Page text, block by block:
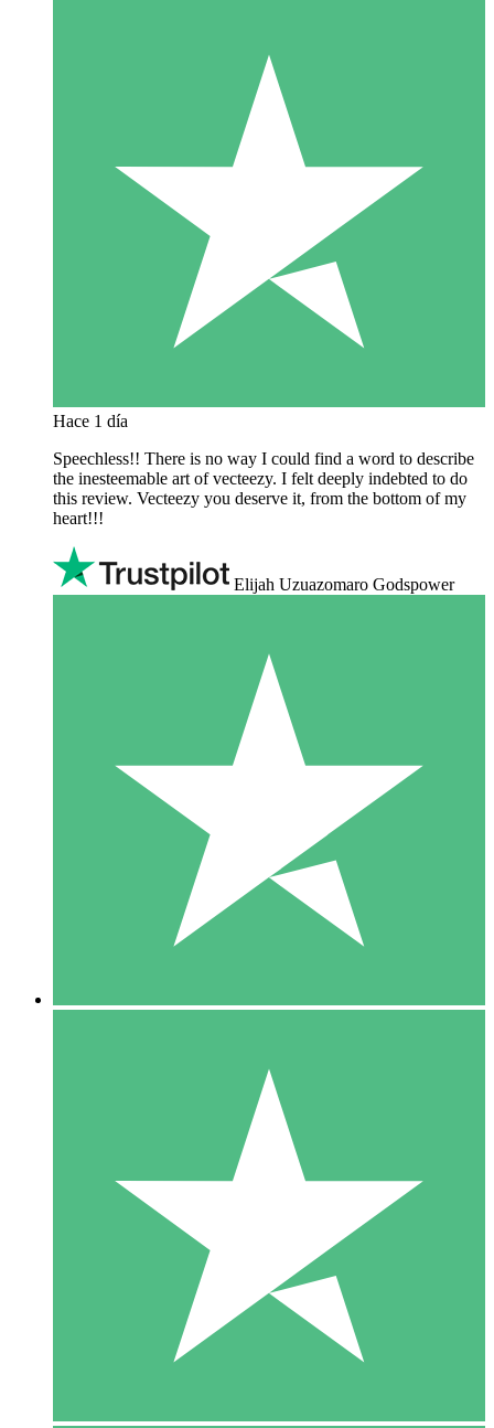
Hace 1 día
Speechless!! There is no way I could find a word to describe
the inesteemable art of vecteezy. I felt deeply indebted to do
this review. Vecteezy you deserve it, from the bottom of my
heart!!!
Elijah Uzuazomaro Godspower